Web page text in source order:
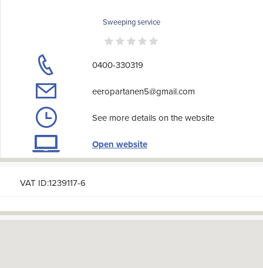
Sweeping service
0400-330319
eeropartanen5@gmail.com
See more details on the website
Open website
VAT ID:1239117-6